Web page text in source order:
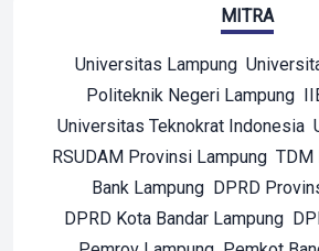
MITRA
Universitas Lampung
Politeknik Negeri Lampung
Universitas Teknokrat Indonesia
RSUDAM Provinsi Lampung TDM
Bank Lampung DPRD
DPRD Kota Bandar Lampung